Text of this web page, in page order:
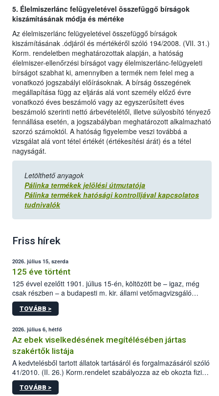
5. Élelmiszerlánc felügyeletével összefüggő bírságok
kiszámításának módja és mértéke
Az élelmiszerlánc felügyeletével összefüggő bírságok
kiszámításának .ódjáról és mértékéről szóló 194/2008. (VII. 31.)
Korm. rendeletben meghatározottak alapján, a hatóság
élelmiszer-ellenőrzési bírságot vagy élelmiszerlánc-felügyeleti
bírságot szabhat ki, amennyiben a termék nem felel meg a
vonatkozó jogszabályi előírásoknak. A bírság összegének
megállapítása függ az eljárás alá vont személy előző évre
vonatkozó éves beszámoló vagy az egyszerűsített éves
beszámoló szerinti nettó árbevételétől, illetve súlyosbító tényező
fennállása esetén, a jogszabályban meghatározott alkalmazható
szorzó számoktól. A hatóság figyelembe veszi továbbá a
vizsgálat alá vont tétel értékét (értékesítési árát) és a tétel
nagyságát.
Letölthető anyagok
Pálinka termékek jelölési útmutatója
Pálinka termékek hatósági kontrolljával kapcsolatos
tudnivalók
Friss hírek
2026. július 15, szerda
125 éve történt
125 évvel ezelőtt 1901. július 15-én, költözött be – igaz, még
csak részben – a budapesti m. kir. állami vetőmagvizsgáló
állomás a Kis Rókus utca 15. szám alatti, Czigler Győző által
tervezett új épületébe.
TOVÁBB >
2026. július 6, hétfő
Az ebek viselkedésének megítélésében jártas
szakértők listája
A kedvtelésből tartott állatok tartásáról és forgalmazásáról szóló
41/2010. (II. 26.) Korm.rendelet szabályozza az eb okozta fizikai
sérülés, illetve ennek veszélye keletkezésekor felmerülő
hatósági feladatokat, valamint a veszélyes eb tartását és annak
TOVÁBB >